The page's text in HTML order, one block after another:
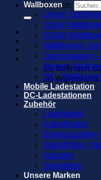
Suchen nach:
Anmelden
Warenkorb /0,00€ 0
Es befinden
im Warenkorb.
Wallboxen
Unser
11kW
22kW
Wallboxen
Dienstwagen
diesen
DC-
Mobile Ladestation
DC-Ladestationen
Zubehör
Ladekabel
Kabelhalter
Standfüße /
Adapter
Sonstiges
Unsere Marken